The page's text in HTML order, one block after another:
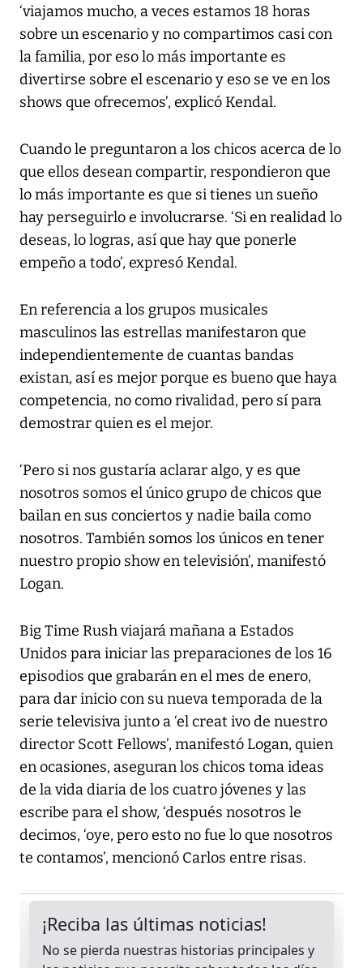
‘viajamos mucho, a veces estamos 18 horas
sobre un escenario y no compartimos casi con
la familia, por eso lo más importante es
divertirse sobre el escenario y eso se ve en los
shows que ofrecemos’, explicó Kendal.
Cuando le preguntaron a los chicos acerca de lo
que ellos desean compartir, respondieron que
lo más importante es que si tienes un sueño
hay perseguirlo e involucrarse. ‘Si en realidad lo
deseas, lo logras, así que hay que ponerle
empeño a todo’, expresó Kendal.
En referencia a los grupos musicales
masculinos las estrellas manifestaron que
independientemente de cuantas bandas
existan, así es mejor porque es bueno que haya
competencia, no como rivalidad, pero sí para
demostrar quien es el mejor.
‘Pero si nos gustaría aclarar algo, y es que
nosotros somos el único grupo de chicos que
bailan en sus conciertos y nadie baila como
nosotros. También somos los únicos en tener
nuestro propio show en televisión’, manifestó
Logan.
Big Time Rush viajará mañana a Estados
Unidos para iniciar las preparaciones de los 16
episodios que grabarán en el mes de enero,
para dar inicio con su nueva temporada de la
serie televisiva junto a ‘el creat ivo de nuestro
director Scott Fellows’, manifestó Logan, quien
en ocasiones, aseguran los chicos toma ideas
de la vida diaria de los cuatro jóvenes y las
escribe para el show, ‘después nosotros le
decimos, ‘oye, pero esto no fue lo que nosotros
te contamos’, mencionó Carlos entre risas.